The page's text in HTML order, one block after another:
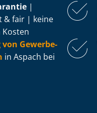
|
& fair | keine
von Ge­wer­be­
in Aspach bei